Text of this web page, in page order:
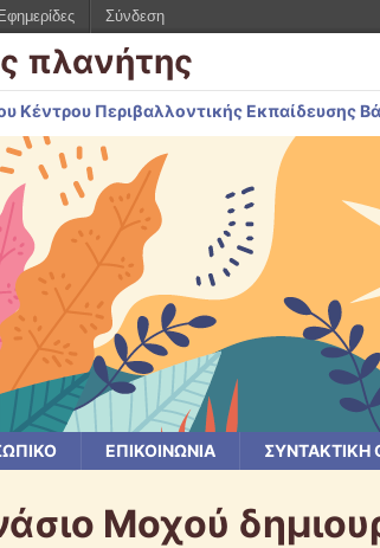
πλανήτης
Κέντρου Περιβαλλοντικής Εκπαίδευσης
ΕΠΙΚΟΙΝΩΝΙΑ
Μοχού
Σύνδεση